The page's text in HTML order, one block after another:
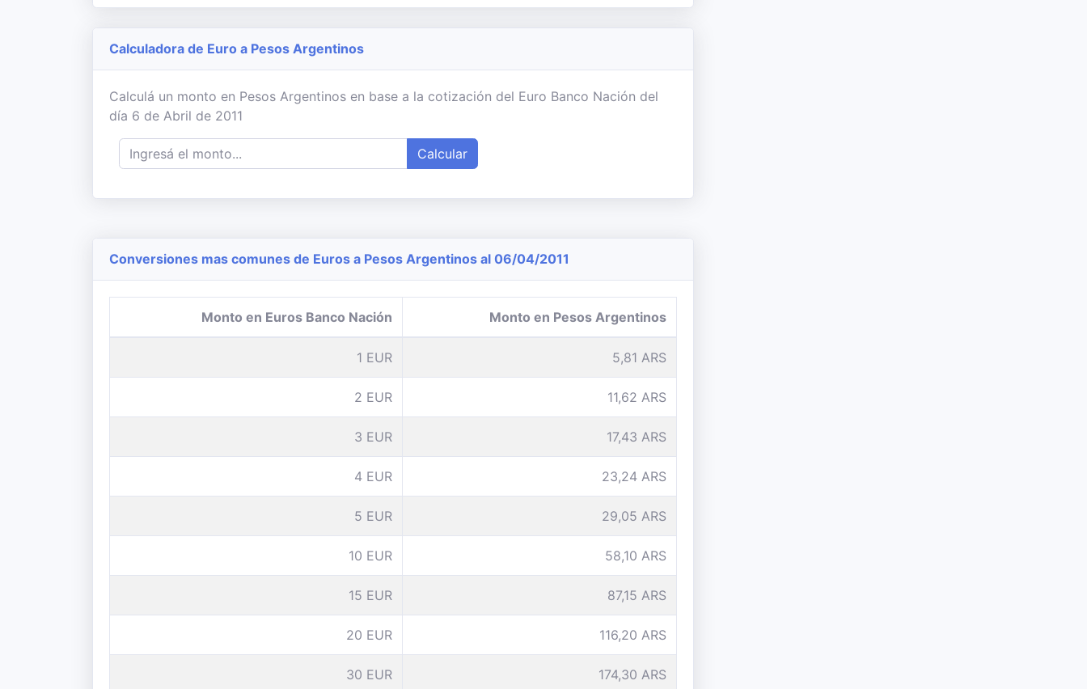
Calculadora de Euro a Pesos Argentinos
Calculá un monto en Pesos Argentinos en base a la cotización del Euro Banco Nación del
día 6 de Abril de 2011
Calcular
Conversiones mas comunes de Euros a Pesos Argentinos al 06/04/2011
Monto en Euros Banco Nación Monto en Pesos Argentinos
1 EUR 5,81 ARS
2 EUR 11,62 ARS
3 EUR 17,43 ARS
4 EUR 23,24 ARS
5 EUR 29,05 ARS
10 EUR 58,10 ARS
15 EUR 87,15 ARS
20 EUR 116,20 ARS
30 EUR 174,30 ARS